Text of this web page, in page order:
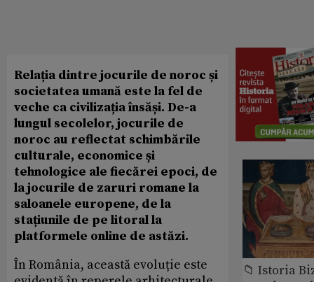
Relația dintre jocurile de noroc și
societatea umană este la fel de
veche ca civilizația însăși. De-a
lungul secolelor, jocurile de
noroc au reflectat schimbările
culturale, economice și
tehnologice ale fiecărei epoci, de
la jocurile de zaruri romane la
saloanele europene, de la
stațiunile de pe litoral la
platformele online de astăzi.
În România, această evoluție este
📁 Istoria